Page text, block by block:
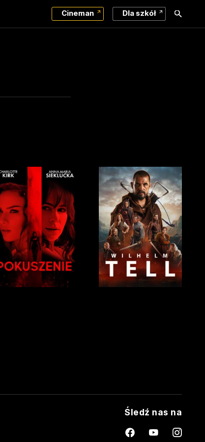
Cineman Dla szkół
Śledź nas na